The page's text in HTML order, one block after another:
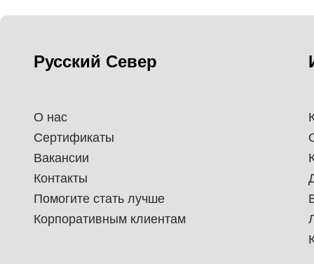
Русский Север
О нас
Сертификаты
Вакансии
Контакты
Помогите стать лучше
Корпоративным клиентам